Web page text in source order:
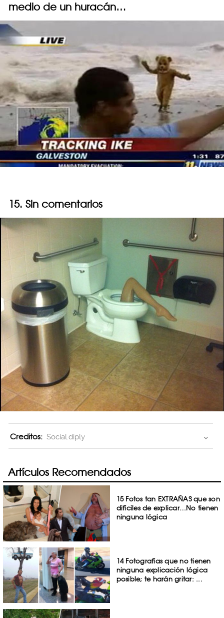
medio de un huracán…
15. Sin comentarios
Creditos: Social.diply
Artículos Recomendados
15 Fotos tan EXTRAÑAS que son
difíciles de explicar…No tienen
ninguna lógica
14 Fotografías que no tienen
ninguna explicación lógica
posible; te harán gritar: ...